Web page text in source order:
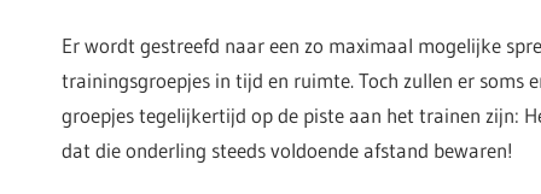
Er wordt gestreefd naar een zo maximaal mogelijke
trainingsgroepjes in tijd en ruimte. Toch zullen er soms
groepjes tegelijkertijd op de piste aan het trainen zijn:
dat die onderling steeds voldoende afstand bewaren!